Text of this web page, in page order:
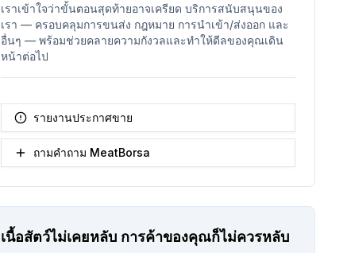
เราเข้าใจว่าขั้นตอนสุดท้ายอาจเครียด บริการสนับสนุนของ
เรา — ครอบคลุมการขนส่ง กฎหมาย การนำเข้า/ส่งออก และ
อื่นๆ — พร้อมช่วยคลายความกังวลและทำให้ดีลของคุณเดิน
หน้าต่อไป
รายงานประกาศขาย
ถามคำถาม MeatBorsa
เนื้อสัตว์ไม่เคยหลับ การค้าของคุณก็ไม่ควรหลับ